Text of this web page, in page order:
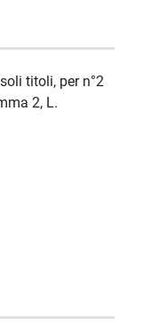
titoli, per n°2
2, L.